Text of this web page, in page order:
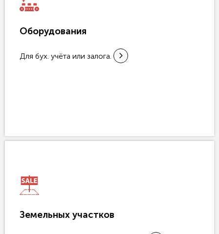
Оборудования
Для бух. учёта или залога.
Земельных участков